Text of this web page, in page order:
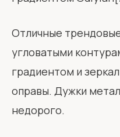
Отличные
угловатыми
градиентом и
оправы. Дужки
недорого.